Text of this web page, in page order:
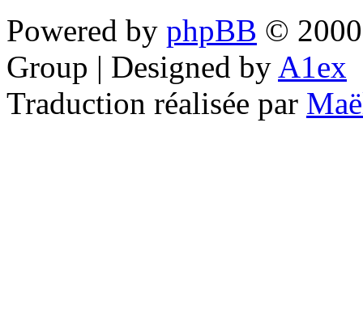
Powered by phpBB ©
Group | Designed by A1ex
Traduction réalisée par